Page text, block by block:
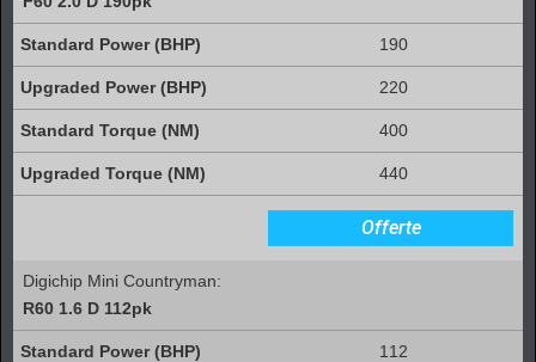
190
220
400
440
Offerte
Digichip Mini Countryman:
R60 1.6 D 112pk
112